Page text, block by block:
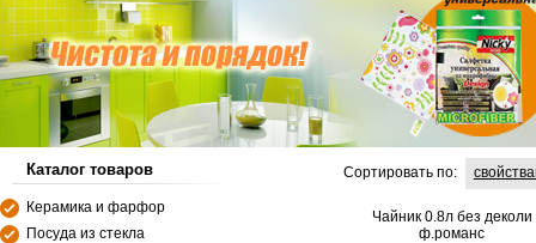
Каталог товаров
Керамика и фарфор
Посуда из стекла
Сортировать по:
Чайник 0.8л без деколи
ф.романс